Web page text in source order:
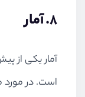
8. آمار
آمار یکی از
است. در مورد